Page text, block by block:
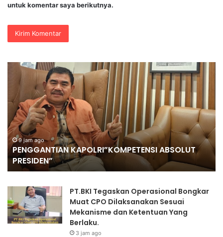
untuk komentar saya berikutnya.
PENGGANTIAN
KAPOLRI”KOMPETENSI
ABSOLUT
PRESIDEN”
9 jam ago
PENGGANTIAN KAPOLRI”KOMPETENSI ABSOLUT
PRESIDEN”
II
PT.BKI Tegaskan Operasional Bongkar
Muat CPO Dilaksanakan Sesuai
Mekanisme dan Ketentuan Yang
Berlaku.
3 jam ago